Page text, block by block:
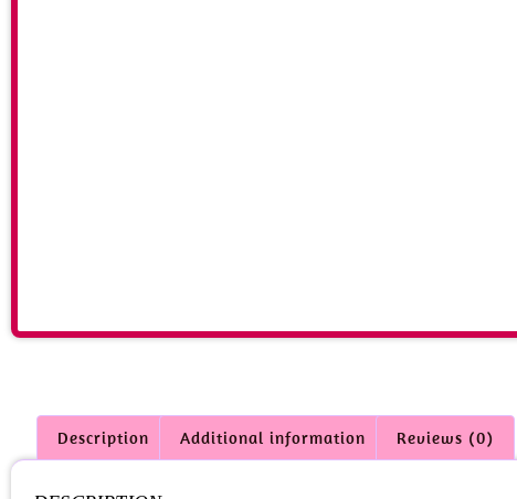
Description Additional information Reviews (0)